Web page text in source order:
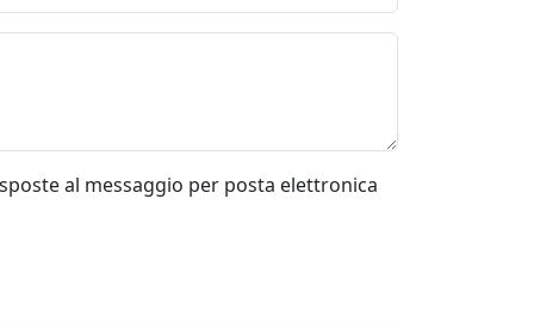
al messaggio per posta elettronica